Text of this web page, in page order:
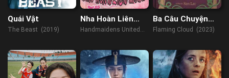
Quái Vật
The Beast (2019)
Nha Hoàn Liên
Minh
Handmaidens United
Ba Câu Chuyện
Tình
Flaming Cloud (2023)